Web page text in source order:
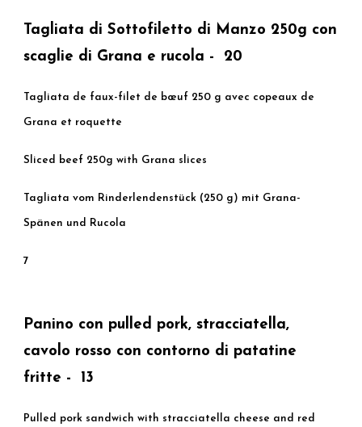
Tagliata di Sottofiletto di Manzo 250g con
scaglie di Grana e rucola - 20
Tagliata de faux-filet de bœuf 250 g avec copeaux de
Grana et roquette
Sliced beef 250g with Grana slices
Tagliata vom Rinderlendenstück (250 g) mit Grana-
Spänen und Rucola
7
Panino con pulled pork, stracciatella,
cavolo rosso con contorno di patatine
fritte - 13
Pulled pork sandwich with stracciatella cheese and red